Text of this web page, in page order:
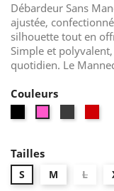
Débardeur Sans
ajustée,
silhouette tout en
Simple et
quotidien. Le
Couleurs
Tailles
S M L